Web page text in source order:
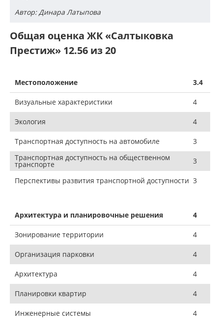
Автор: Динара Латыпова
Общая оценка ЖК «Салтыковка
Престиж» 12.56 из 20
Местоположение 3.4
Визуальные характеристики 4
Экология 4
Транспортная доступность на автомобиле
3
Транспортная доступность на общественном
транспорте 3
Перспективы развития транспортной доступности 3
Архитектура и планировочные решения 4
Зонирование территории 4
Организация парковки 4
Архитектура 4
Планировки квартир 4
Инженерные системы 4